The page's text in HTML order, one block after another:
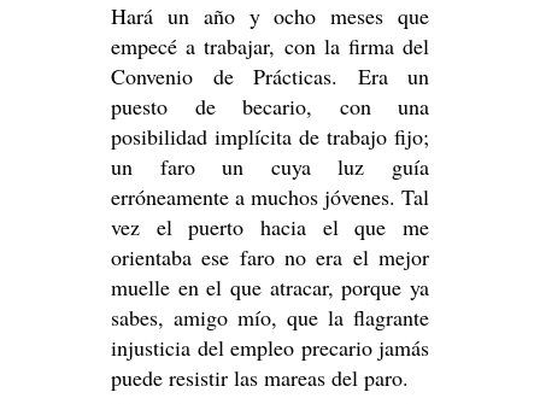
Hará un año y ocho meses que
empecé a trabajar, con la firma del
Convenio de Prácticas. Era un
puesto de becario, con una
posibilidad implícita de trabajo fijo;
un faro un cuya luz guía
erróneamente a muchos jóvenes. Tal
vez el puerto hacia el que me
orientaba ese faro no era el mejor
muelle en el que atracar, porque ya
sabes, amigo mío, que la flagrante
injusticia del empleo precario jamás
puede resistir las mareas del paro.